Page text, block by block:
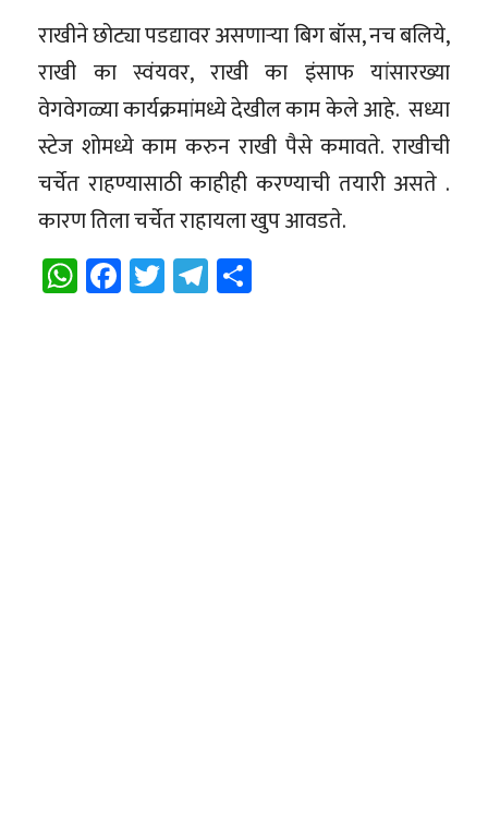
राखीने छोट्या पडद्यावर असणाऱ्या बिग बॉस, नच बलिये,
राखी का स्वंयवर, राखी का इंसाफ यांसारख्या
वेगवेगळ्या कार्यक्रमांमध्ये देखील काम केले आहे. सध्या
स्टेज शोमध्ये काम करुन राखी पैसे कमावते. राखीची
चर्चेत राहण्यासाठी काहीही करण्याची तयारी असते .
कारण तिला चर्चेत राहायला खुप आवडते.
WhatsApp
Facebook
TwitterTelegram